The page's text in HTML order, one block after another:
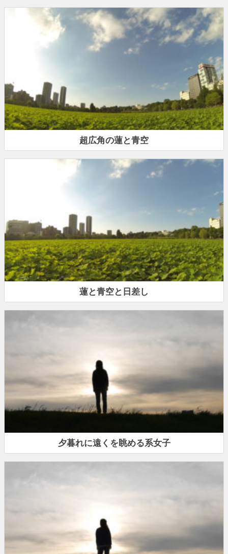
超広角の蓮と青空
蓮と青空と日差し
夕暮れに遠くを眺める系女子